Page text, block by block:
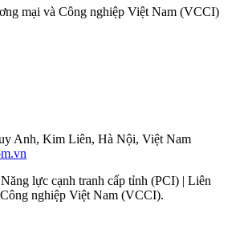
mại và Công nghiệp Việt Nam (VCCI)
Anh, Kim Liên, Hà Nội, Việt Nam
lực cạnh tranh cấp tỉnh (PCI) | Liên
nghiệp Việt Nam (VCCI).